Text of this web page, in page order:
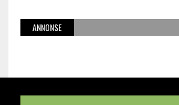
ANNONSE